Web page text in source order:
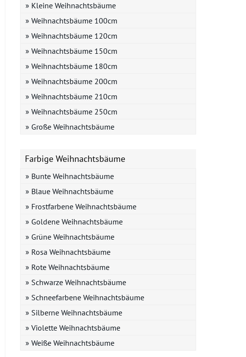
» Kleine Weihnachtsbäume
» Weihnachtsbäume 100cm
» Weihnachtsbäume 120cm
» Weihnachtsbäume 150cm
» Weihnachtsbäume 180cm
» Weihnachtsbäume 200cm
» Weihnachtsbäume 210cm
» Weihnachtsbäume 250cm
» Große Weihnachtsbäume
Farbige Weihnachtsbäume
» Bunte Weihnachtsbäume
» Blaue Weihnachtsbäume
» Frostfarbene Weihnachtsbäume
» Goldene Weihnachtsbäume
» Grüne Weihnachtsbäume
» Rosa Weihnachtsbäume
» Rote Weihnachtsbäume
» Schwarze Weihnachtsbäume
» Schneefarbene Weihnachtsbäume
» Silberne Weihnachtsbäume
» Violette Weihnachtsbäume
» Weiße Weihnachtsbäume